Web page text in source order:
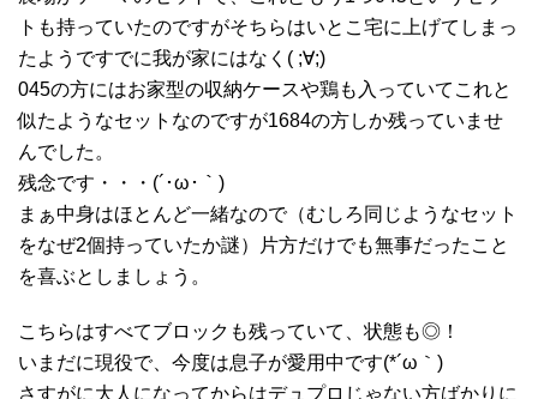
トも持っていたのですがそちらはいとこ宅に上げてしまっ
たようですでに我が家にはなく( ;∀;)
045の方にはお家型の収納ケースや鶏も入っていてこれと
似たようなセットなのですが1684の方しか残っていませ
んでした。
残念です・・・(´･ω･｀)
まぁ中身はほとんど一緒なので（むしろ同じようなセット
をなぜ2個持っていたか謎）片方だけでも無事だったこと
を喜ぶとしましょう。
こちらはすべてブロックも残っていて、状態も◎！
いまだに現役で、今度は息子が愛用中です(*´ω｀)
さすがに大人になってからはデュプロじゃない方ばかりに